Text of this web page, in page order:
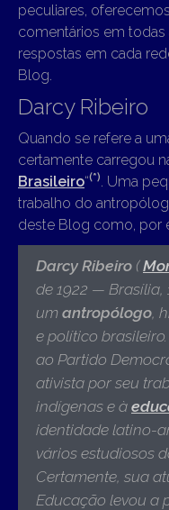
peculiares,
comentários em todas
respostas em cada
Blog.
Darcy Ribeiro
Quando se refere a
certamente carregou
Brasileiro“(*)
. Uma
trabalho do
deste Blog como, por
Darcy Ribeiro (
de 1922 — Brasília,
um antropólogo,
e político
ao Partido
ativista por seu
indígenas e à
identidade latino-
vários estudiosos
Certamente, sua
Educação levou a